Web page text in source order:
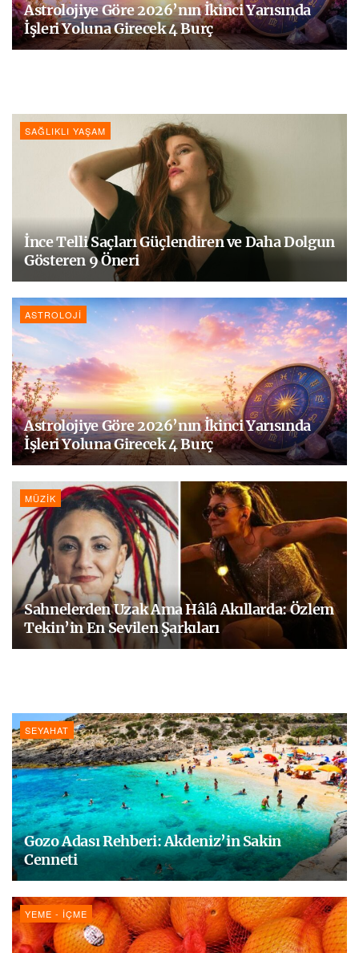
Astrolojiye Göre 2026’nın İkinci Yarısında
İşleri Yoluna Girecek 4 Burç
SAĞLIKLI YAŞAM
İnce Telli Saçları Güçlendiren ve Daha Dolgun
Gösteren 9 Öneri
ASTROLOJI
Astrolojiye Göre 2026’nın İkinci Yarısında
İşleri Yoluna Girecek 4 Burç
MÜZIK
Sahnelerden Uzak Ama Hâlâ Akıllarda: Özlem
Tekin’in En Sevilen Şarkıları
SEYAHAT
Gozo Adası Rehberi: Akdeniz’in Sakin
Cenneti
YEME - İÇME